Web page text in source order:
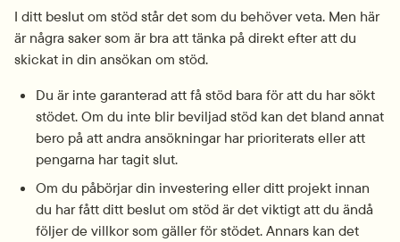
I ditt beslut om stöd står det som du behöver veta. Men här
är några saker som är bra att tänka på direkt efter att du
skickat in din ansökan om stöd.
Du är inte garanterad att få stöd bara för att du har sökt
stödet. Om du inte blir beviljad stöd kan det bland annat
bero på att andra ansökningar har prioriterats eller att
pengarna har tagit slut.
Om du påbörjar din investering eller ditt projekt innan
du har fått ditt beslut om stöd är det viktigt att du ändå
följer de villkor som gäller för stödet. Annars kan det